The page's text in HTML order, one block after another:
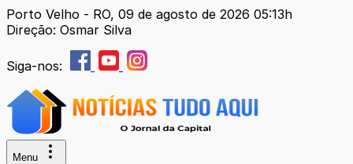
Porto Velho - RO, 09 de agosto de 2026 05:13h
Direção: Osmar Silva
Siga-nos:
Menu